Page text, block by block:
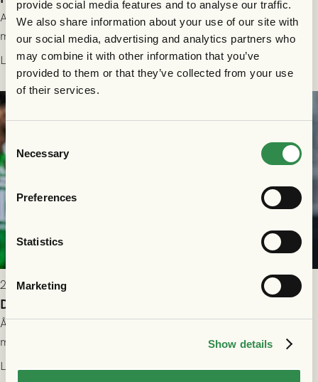
provide social media features and to analyse our traffic.
We also share information about your use of our site with
our social media, advertising and analytics partners who
may combine it with other information that you’ve
provided to them or that they’ve collected from your use
of their services.
Consent
Selection
Necessary
Preferences
Statistics
Marketing
Show details
All information om hur du byter ditt värdebevis mot
matchbiljett på plats i Danmark, samt vad som gäller för dig
som står på reservlista eller fått förhinder.
Läs mer
2026-07-26 21:00
Delad poäng mot Halmstads BK
Åter i Allsvenskan stod Halmstads BK för motståndet i en
match som vägde tungt till fördel för GAIS, men där poängen
delades efter dramatik på tilläggstid.
Läs mer